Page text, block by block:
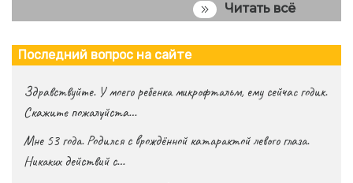
Читать всё
Последний вопрос на сайте
Здравствуйте. У моего ребенка микрофтальм, ему сейчас годик.
Скажите пожалуйста…
Мне 53 года. Родился с врождённой катарактой левого глаза.
Никаких действий с…